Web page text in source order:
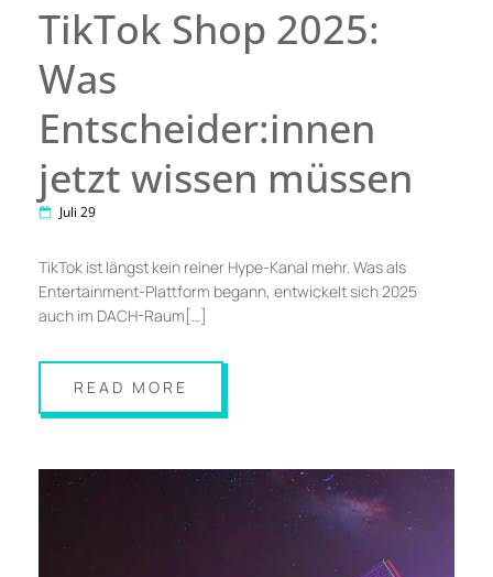
TikTok Shop 2025:
Was
Entscheider:innen
jetzt wissen müssen
Juli 29
TikTok ist längst kein reiner Hype-Kanal mehr. Was als
Entertainment-Plattform begann, entwickelt sich 2025
auch im DACH-Raum[…]
READ MORE